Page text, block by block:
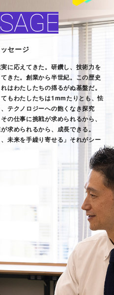
セージ
に応えてきた。研鑽し、技術力を
きた。 創業から半世紀。この歴史
はわたしたちの揺るがぬ基盤だ。
もわたしたちは1mmたりとも、怯
テクノロジーへの飽くなき探究
その仕事に挑戦が求められるから、
求められるから、成長できる。
未来を手繰り寄せる」それがシー